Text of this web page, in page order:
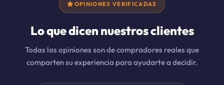
OPINIONES VERIFICADAS
Lo que dicen nuestros clientes
Todas las opiniones son de compradores reales que
comparten su experiencia para ayudarte a decidir.